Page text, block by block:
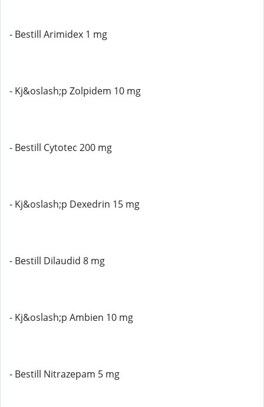
- Bestill Arimidex 1 mg
- Kj&oslash;p Zolpidem 10 mg
- Bestill Cytotec 200 mg
- Kj&oslash;p Dexedrin 15 mg
- Bestill Dilaudid 8 mg
- Kj&oslash;p Ambien 10 mg
- Bestill Nitrazepam 5 mg